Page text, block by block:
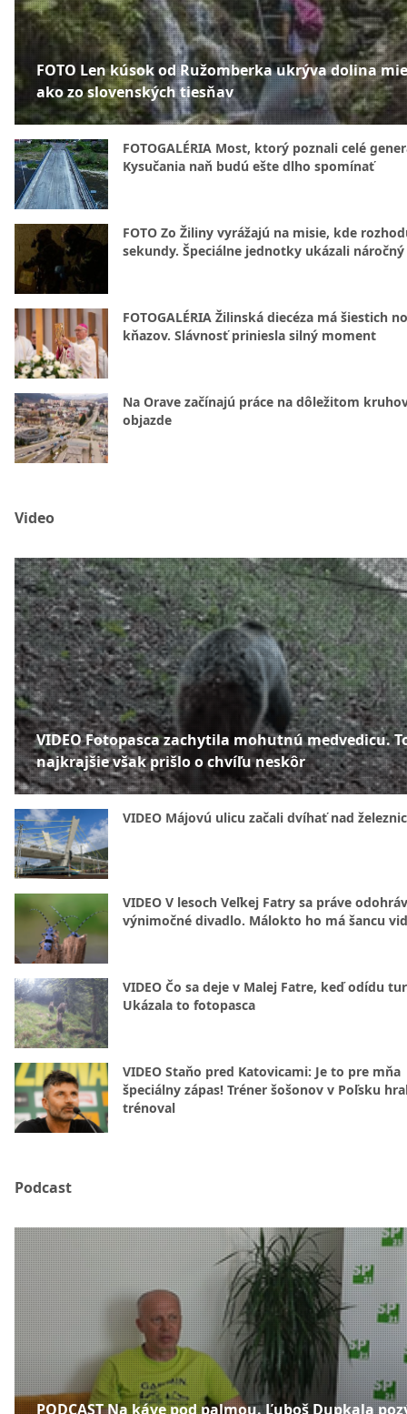
FOTO Len kúsok od Ružomberka ukrýva dolina
ako zo slovenských tiesňav
FOTOGALÉRIA Most, ktorý poznali celé
Kysučania naň budú ešte dlho spomínať
FOTO Zo Žiliny vyrážajú na misie, kde
sekundy. Špeciálne jednotky ukázali
FOTOGALÉRIA Žilinská diecéza má šiestich
kňazov. Slávnosť priniesla silný moment
Na Orave začínajú práce na dôležitom
objazde
Video
VIDEO Fotopasca zachytila mohutnú medvedicu.
najkrajšie však prišlo o chvíľu neskôr
VIDEO Májovú ulicu začali dvíhať nad
VIDEO V lesoch Veľkej Fatry sa práve
výnimočné divadlo. Málokto ho má šancu
VIDEO Čo sa deje v Malej Fatre, keď odídu
Ukázala to fotopasca
VIDEO Staňo pred Katovicami: Je to pre mňa
špeciálny zápas! Tréner šošonov v Poľsku
trénoval
Podcast
PODCAST Na káve pod palmou. Ľuboš Dupkala